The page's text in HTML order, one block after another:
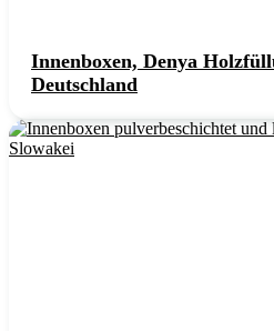
Innenboxen, Denya
Deutschland